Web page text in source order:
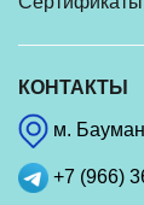
КОНТАКТЫ
м.
+7 (966)